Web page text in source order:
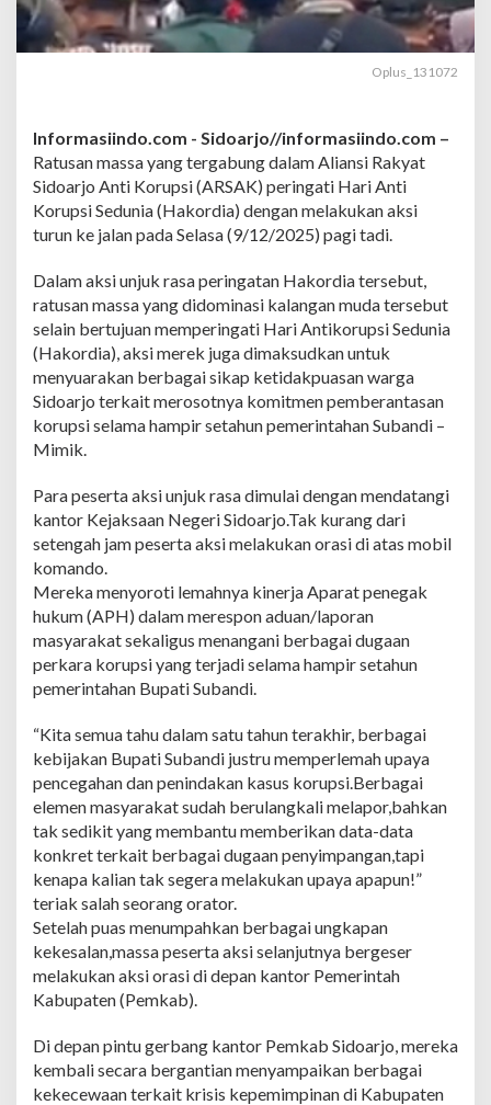
i
a
s
i
R
k
y
t
S
i
d
o
a
r
o
t
i
K
o
u
p
s
i
G
e
a
r
U
n
j
u
k
a
s
a
Oplus_131072
Informasiindo.com - Sidoarjo//informasiindo.com –
Ratusan massa yang tergabung dalam Aliansi Rakyat
Sidoarjo Anti Korupsi (ARSAK) peringati Hari Anti
Korupsi Sedunia (Hakordia) dengan melakukan aksi
turun ke jalan pada Selasa (9/12/2025) pagi tadi.
Dalam aksi unjuk rasa peringatan Hakordia tersebut,
ratusan massa yang didominasi kalangan muda tersebut
selain bertujuan memperingati Hari Antikorupsi Sedunia
(Hakordia), aksi merek juga dimaksudkan untuk
menyuarakan berbagai sikap ketidakpuasan warga
Sidoarjo terkait merosotnya komitmen pemberantasan
korupsi selama hampir setahun pemerintahan Subandi –
Mimik.
Para peserta aksi unjuk rasa dimulai dengan mendatangi
kantor Kejaksaan Negeri Sidoarjo.Tak kurang dari
setengah jam peserta aksi melakukan orasi di atas mobil
komando.
Mereka menyoroti lemahnya kinerja Aparat penegak
hukum (APH) dalam merespon aduan/laporan
masyarakat sekaligus menangani berbagai dugaan
perkara korupsi yang terjadi selama hampir setahun
pemerintahan Bupati Subandi.
“Kita semua tahu dalam satu tahun terakhir, berbagai
kebijakan Bupati Subandi justru memperlemah upaya
pencegahan dan penindakan kasus korupsi.Berbagai
elemen masyarakat sudah berulangkali melapor,bahkan
tak sedikit yang membantu memberikan data-data
konkret terkait berbagai dugaan penyimpangan,tapi
kenapa kalian tak segera melakukan upaya apapun!”
teriak salah seorang orator.
Setelah puas menumpahkan berbagai ungkapan
kekesalan,massa peserta aksi selanjutnya bergeser
melakukan aksi orasi di depan kantor Pemerintah
Kabupaten (Pemkab).
Di depan pintu gerbang kantor Pemkab Sidoarjo, mereka
kembali secara bergantian menyampaikan berbagai
kekecewaan terkait krisis kepemimpinan di Kabupaten